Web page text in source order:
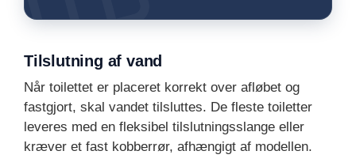
Tilslutning af vand
Når toilettet er placeret korrekt over afløbet og
fastgjort, skal vandet tilsluttes. De fleste toiletter
leveres med en fleksibel tilslutningsslange eller
kræver et fast kobberrør, afhængigt af modellen.